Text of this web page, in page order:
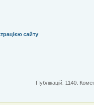
сайту
Публікацій: 1140.